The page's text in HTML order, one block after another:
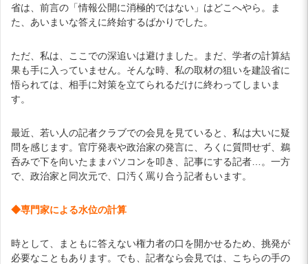
省は、前言の「情報公開に消極的ではない」はどこへやら。ま
た、あいまいな答えに終始するばかりでした。
ただ、私は、ここでの深追いは避けました。まだ、学者の計算結
果も手に入っていません。そんな時、私の取材の狙いを建設省に
悟られては、相手に対策を立てられるだけに終わってしまいま
す。
最近、若い人の記者クラブでの会見を見ていると、私は大いに疑
問を感じます。官庁発表や政治家の発言に、ろくに質問せず、鵜
呑みで下を向いたままパソコンを叩き、記事にする記者…。一方
で、政治家と同次元で、口汚く罵り合う記者もいます。
◆専門家による水位の計算
時として、まともに答えない権力者の口を開かせるため、挑発が
必要なこともあります。でも、記者なら会見では、こちらの手の